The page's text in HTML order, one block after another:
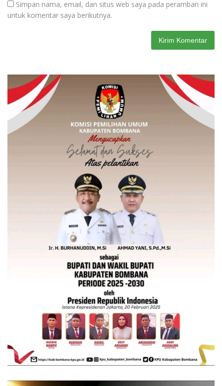
Simpan nama, email, dan situs web saya pada peramban ini
untuk komentar saya berikutnya.